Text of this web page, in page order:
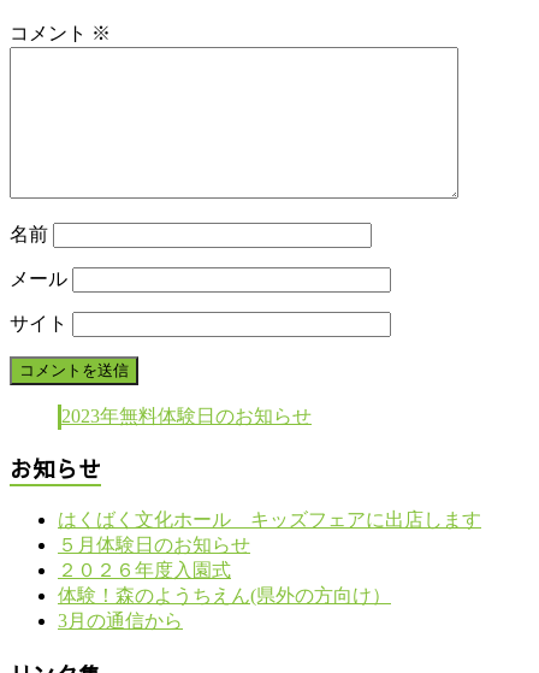
コメント ※
名前
メール
サイト
2023年無料体験日のお知らせ
お知らせ
はくばく文化ホール キッズフェアに出店します
５月体験日のお知らせ
２０２６年度入園式
体験！森のようちえん(県外の方向け）
3月の通信から